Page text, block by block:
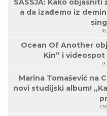
SASSJA: Kako
a da izađemo iz
Ocean Of Another
Kin” i
Marina Tomašević na
novi studijski album!